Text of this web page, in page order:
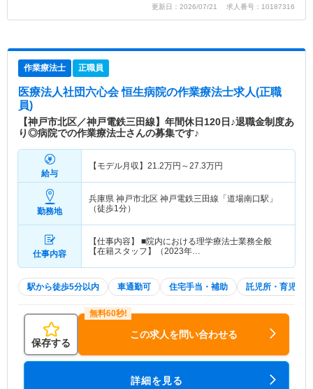
更新日：2026/07/21 求人番号：10187316
作業療法士 正職員
医療法人社団六心会 恒生病院の作業療法士求人(正職
員)
【神戸市北区／神戸電鉄三田線】年間休日120日♪退職金制度あ
り◎病院での作業療法士さんの募集です♪
給与
【モデル月収】 21.2万円～27.3万円
勤務地
兵庫県 神戸市北区 神戸電鉄三田線「道場南口駅」
（徒歩1分）
仕事内容
【仕事内容】 ■院内における理学療法士業務全般
【在籍スタッフ】（2023年…
駅から徒歩5分以内 車通勤可 住宅手当・補助 託児所・育児補助
保存する
この求人を問い合わせる
詳細を見る